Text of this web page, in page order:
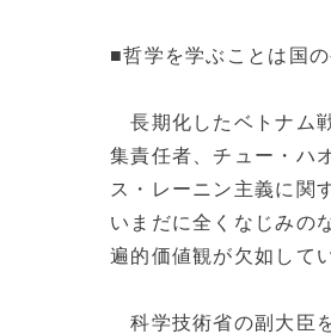
■哲学を学ぶことは国
長期化したベトナム
集責任者、チュー・ハ
ス・レーニン主義に関
いまだに全くなじみの
遍的価値観が欠如して
科学技術省の副大臣